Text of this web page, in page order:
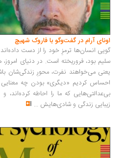
آرام در گفت‌وگو با فاروک شهیچ‭
انسان‌ها ترمزِ خود را از دست داده‌اند و آن
بود، فروریخته است. در دنیای امروز، همه
می‌خواهند نفرت، محورِ زندگی‌شان باشد...
کردیم «دیگری» بودن چه معنایی
که ما را احاطه کرده‌اند، و در
زندگی و شادی‌هایش...